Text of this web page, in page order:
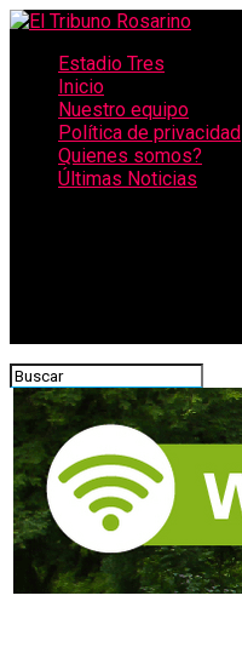
Estadio Tres
Inicio
Nuestro equipo
Política de privacidad
Quienes somos?
Últimas Noticias